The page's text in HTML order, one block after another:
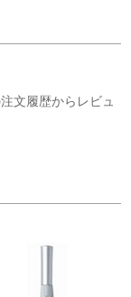
文履歴からレビュ